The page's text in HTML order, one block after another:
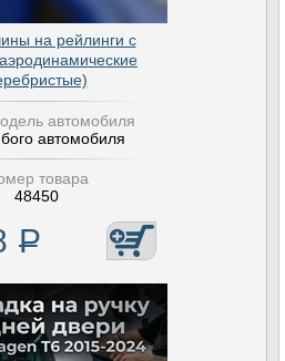
на рейлинги с
автомобиля
автомобиля
товара
48450
Р